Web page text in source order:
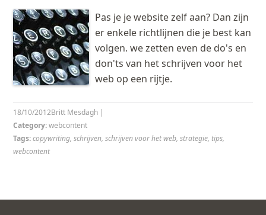
Pas je je website zelf aan? Dan zijn
er enkele richtlijnen die je best kan
volgen. we zetten even de do's en
don'ts van het schrijven voor het
web op een rijtje.
Britt Mesdagh |
18/10/2012
Category:webcontent
Tags:copywriting,schrijven,schrijven voor het web,strategie,tips,
webcontent